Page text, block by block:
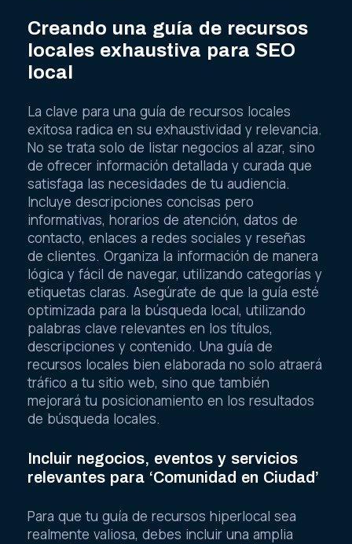
Creando una guía de recursos
locales exhaustiva para SEO
local
La clave para una guía de recursos locales
exitosa radica en su exhaustividad y relevancia.
No se trata solo de listar negocios al azar, sino
de ofrecer información detallada y curada que
satisfaga las necesidades de tu audiencia.
Incluye descripciones concisas pero
informativas, horarios de atención, datos de
contacto, enlaces a redes sociales y reseñas
de clientes. Organiza la información de manera
lógica y fácil de navegar, utilizando categorías y
etiquetas claras. Asegúrate de que la guía esté
optimizada para la búsqueda local, utilizando
palabras clave relevantes en los títulos,
descripciones y contenido. Una guía de
recursos locales bien elaborada no solo atraerá
tráfico a tu sitio web, sino que también
mejorará tu posicionamiento en los resultados
de búsqueda locales.
Incluir negocios, eventos y servicios
relevantes para ‘Comunidad en Ciudad’
Para que tu guía de recursos hiperlocal sea
realmente valiosa, debes incluir una amplia